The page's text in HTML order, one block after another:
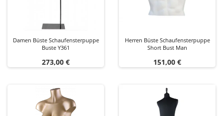
Damen Büste Schaufensterpuppe
Buste Y361
Preis
273,00 €
Herren Büste Schaufensterpuppe
Short Bust Man
Preis
151,00 €